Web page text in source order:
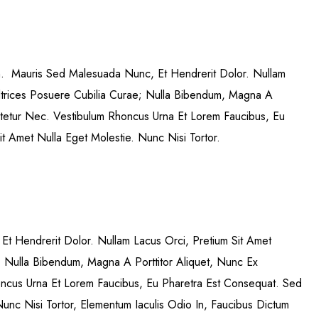
Mauris Sed Malesuada Nunc, Et Hendrerit Dolor. Nullam
Posuere Cubilia Curae; Nulla Bibendum, Magna A
Nec. Vestibulum Rhoncus Urna Et Lorem Faucibus, Eu
Amet Nulla Eget Molestie. Nunc Nisi Tortor.
Hendrerit Dolor. Nullam Lacus Orci, Pretium Sit Amet
Bibendum, Magna A Porttitor Aliquet, Nunc Ex
Urna Et Lorem Faucibus, Eu Pharetra Est Consequat. Sed
Nisi Tortor, Elementum Iaculis Odio In, Faucibus Dictum